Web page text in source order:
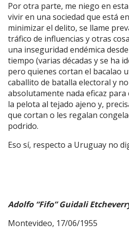
Por otra parte, me niego en
vivir en una sociedad que está
minimizar el delito, se llame
tráfico de influencias y otras
una inseguridad endémica
tiempo (varias décadas y se ha
pero quienes cortan el bacalao
caballito de batalla electoral y
absolutamente nada eficaz
la pelota al tejado ajeno y,
que cortan o les regalan
podrido.
Eso sí, respecto a Uruguay no
Adolfo “Fifo” Guidali
Montevideo, 17/06/1955